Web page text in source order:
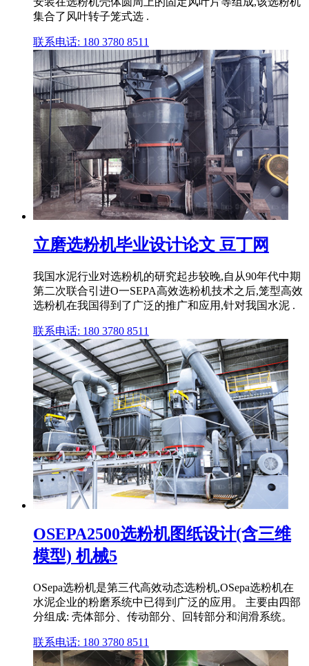
集合了风叶转子笼式选 .
联系电话: 180 3780 8511
立磨选粉机毕业设计论文 豆丁网
我国水泥行业对选粉机的研究起步较晚,自从90年代中期
第二次联合引进O一SEPA高效选粉机技术之后,笼型高效
选粉机在我国得到了广泛的推广和应用,针对我国水泥 .
联系电话: 180 3780 8511
OSEPA2500选粉机图纸设计(含三维
模型) 机械5
OSepa选粉机是第三代高效动态选粉机,OSepa选粉机在
水泥企业的粉磨系统中已得到广泛的应用。 主要由四部
分组成: 壳体部分、传动部分、回转部分和润滑系统。
联系电话: 180 3780 8511